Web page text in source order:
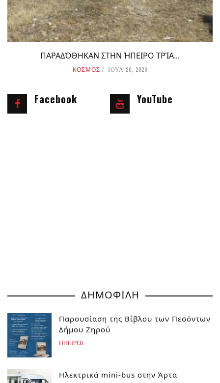
ΠΑΡΑΔΌΘΗΚΑΝ ΣΤΗΝ ΉΠΕΙΡΟ ΤΡΊΑ...
ΚΟΣΜΟΣ ΙΟΥΛ 20, 2026
Facebook YouTube
ΔΗΜΟΦΙΛΗ
Παρουσίαση της Βίβλου των Πεσόντων
Δήμου Ζηρού
ΗΠΕΙΡΟΣ
Ηλεκτρικά mini-bus στην Άρτα